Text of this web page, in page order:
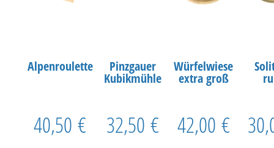
Alpenroulette
40,50€
Pinzgauer
Kubikmühle
32,50€
Würfelwiese
extra groß
42,00 €